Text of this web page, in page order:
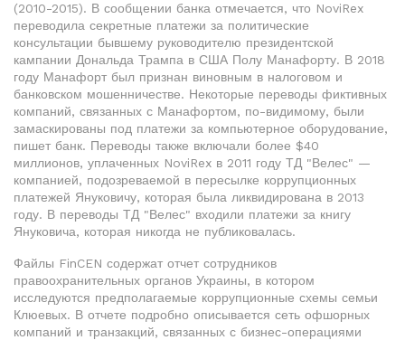
(2010-2015). В сообщении банка отмечается, что NoviRex
переводила секретные платежи за политические
консультации бывшему руководителю президентской
кампании Дональда Трампа в США Полу Манафорту. В 2018
году Манафорт был признан виновным в налоговом и
банковском мошенничестве. Некоторые переводы фиктивных
компаний, связанных с Манафортом, по-видимому, были
замаскированы под платежи за компьютерное оборудование,
пишет банк. Переводы также включали более $40
миллионов, уплаченных NoviRex в 2011 году ТД "Велес" —
компанией, подозреваемой в пересылке коррупционных
платежей Януковичу, которая была ликвидирована в 2013
году. В переводы ТД "Велес" входили платежи за книгу
Януковича, которая никогда не публиковалась.
Файлы FinCEN содержат отчет сотрудников
правоохранительных органов Украины, в котором
исследуются предполагаемые коррупционные схемы семьи
Клюевых. В отчете подробно описывается сеть офшорных
компаний и транзакций, связанных с бизнес-операциями